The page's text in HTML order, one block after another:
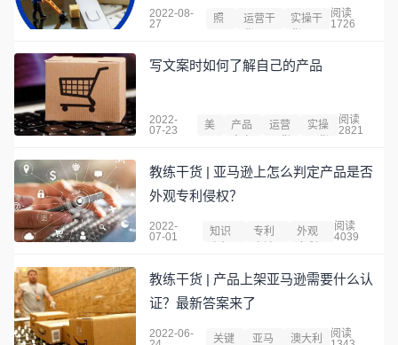
2022-08-
27
照
运营干
实操干
阅读
1726
写文案时如何了解自己的产品
2022-
07-23
美
产品
运营
实操
阅读
2821
教练干货 | 亚马逊上怎么判定产品是否
外观专利侵权？
2022-
07-01
知识
专利
外观
阅读
4039
教练干货 | 产品上架亚马逊需要什么认
证？最新答案来了
2022-06-
关键
亚马
澳大利
阅读